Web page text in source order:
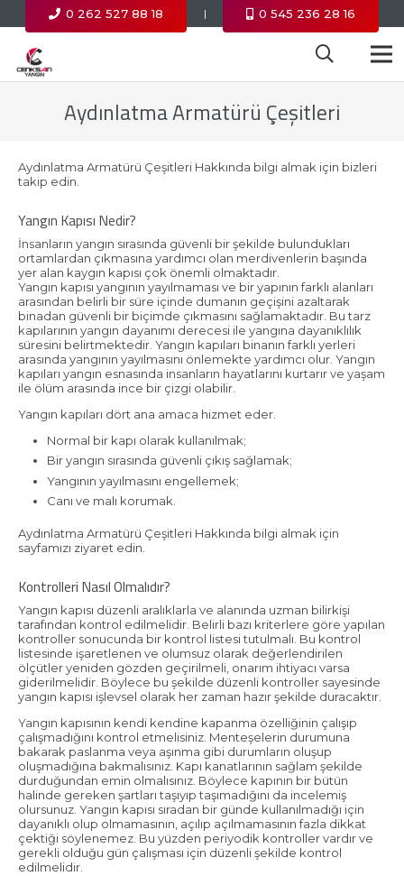
0 262 527 88 18 | 0 545 236 28 16
Aydınlatma Armatürü Çeşitleri
Aydınlatma Armatürü Çeşitleri Hakkında bilgi almak için bizleri
takip edin.
Yangın Kapısı Nedir?
İnsanların yangın sırasında güvenli bir şekilde bulundukları
ortamlardan çıkmasına yardımcı olan merdivenlerin başında
yer alan kaygın kapısı çok önemli olmaktadır.
Yangın kapısı yangının yayılmaması ve bir yapının farklı alanları
arasından belirli bir süre içinde dumanın geçişini azaltarak
binadan güvenli bir biçimde çıkmasını sağlamaktadır. Bu tarz
kapılarının yangın dayanımı derecesi ile yangına dayanıklılık
süresini belirtmektedir. Yangın kapıları binanın farklı yerleri
arasında yangının yayılmasını önlemekte yardımcı olur. Yangın
kapıları yangın esnasında insanların hayatlarını kurtarır ve yaşam
ile ölüm arasında ince bir çizgi olabilir.
Yangın kapıları dört ana amaca hizmet eder.
Normal bir kapı olarak kullanılmak;
Bir yangın sırasında güvenli çıkış sağlamak;
Yangının yayılmasını engellemek;
Canı ve malı korumak.
Aydınlatma Armatürü Çeşitleri Hakkında bilgi almak için
sayfamızı ziyaret edin.
Kontrolleri Nasıl Olmalıdır?
Yangın kapısı düzenli aralıklarla ve alanında uzman bilirkişi
tarafından kontrol edilmelidir. Belirli bazı kriterlere göre yapılan
kontroller sonucunda bir kontrol listesi tutulmalı. Bu kontrol
listesinde işaretlenen ve olumsuz olarak değerlendirilen
ölçütler yeniden gözden geçirilmeli, onarım ihtiyacı varsa
giderilmelidir. Böylece bu şekilde düzenli kontroller sayesinde
yangın kapısı işlevsel olarak her zaman hazır şekilde duracaktır.
Yangın kapısının kendi kendine kapanma özelliğinin çalışıp
çalışmadığını kontrol etmelisiniz. Menteşelerin durumuna
bakarak paslanma veya aşınma gibi durumların oluşup
oluşmadığına bakmalısınız. Kapı kanatlarının sağlam şekilde
durduğundan emin olmalısınız. Böylece kapının bir bütün
halinde gereken şartları taşıyıp taşımadığını da incelemiş
olursunuz. Yangın kapısı sıradan bir günde kullanılmadığı için
dayanıklı olup olmamasının, açılıp açılmamasının fazla dikkat
çektiği söylenemez. Bu yüzden periyodik kontroller vardır ve
gerekli olduğu gün çalışması için düzenli şekilde kontrol
edilmelidir.